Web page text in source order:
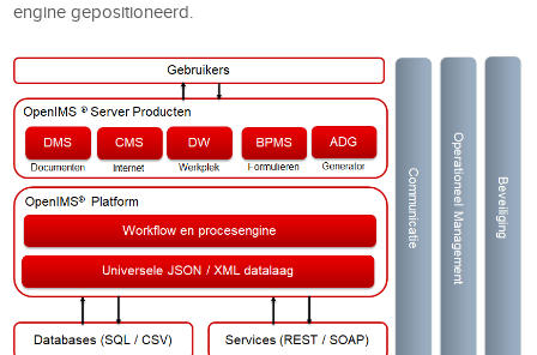
engine gepositioneerd.